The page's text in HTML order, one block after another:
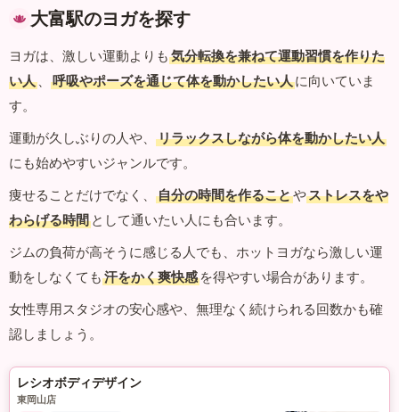
大富駅のヨガを探す
ヨガは、激しい運動よりも 気分転換を兼ねて運動習慣を作りた
い人 、 呼吸やポーズを通じて体を動かしたい人に向いていま
す。
運動が久しぶりの人や、
リラックスしながら体を動かしたい人
にも始めやすいジャンルです。
痩せることだけでなく、
自分の時間を作ることやストレスをや
わらげる時間 として通いたい人にも合います。
ジムの負荷が高そうに感じる人でも、ホットヨガなら激しい運
動をしなくても 汗をかく爽快感 を得やすい場合があります。
女性専用スタジオの安心感や、無理なく続けられる回数かも確
認しましょう。
レシオボディデザイン
東岡山店